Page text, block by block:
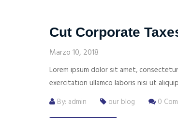
Cut Corporate
Marzo 10, 2018
Lorem ipsum dolor sit amet,
exercitation ullamco laboris nisi ut
By: admin
our blog 0